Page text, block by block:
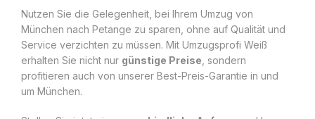
Nutzen Sie die Gelegenheit, bei Ihrem Umzug von
München nach Petange zu sparen, ohne auf Qualität und
Service verzichten zu müssen. Mit Umzugsprofi Weiß
erhalten Sie nicht nur günstige Preise , sondern
profitieren auch von unserer Best-Preis-Garantie in und
um München.